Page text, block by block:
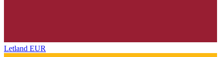
Letland EUR